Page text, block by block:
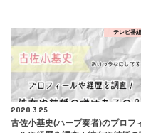
テレビ番組
2020.3.25
古佐小基史(ハープ奏者)のプロフ